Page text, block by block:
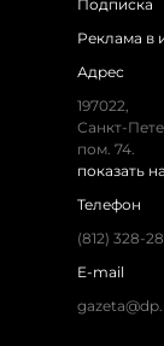
Подписка
Реклама в
Адрес
197022,
Санкт-
пом. 74.
показать
Телефон
(812) 328-
E-mail